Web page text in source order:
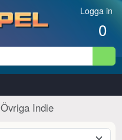
Logga in
0
Övriga Indie